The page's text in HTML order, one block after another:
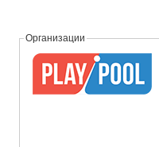
Организации